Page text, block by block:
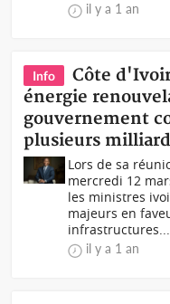
il y a 1 an
Info
Côte
énergie
gouvernement
plusieurs
Lors de sa
mercredi 12
les ministres
majeurs en
infrastructures...
il y a 1 an